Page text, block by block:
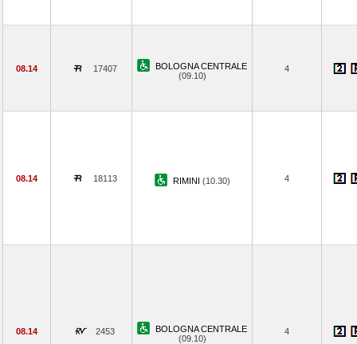
08.14 17407
BOLOGNA CENTRALE
(09.10)
4
08.14 18113 RIMINI (10.30) 4
08.14 2453
BOLOGNA CENTRALE
(09.10)
4